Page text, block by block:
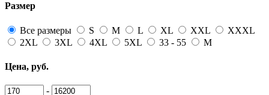
Размер
Все размеры S M L XL XXL
XXXL
2XL
3XL 4XL 5XL 33 - 55 М
Цена, руб.
-